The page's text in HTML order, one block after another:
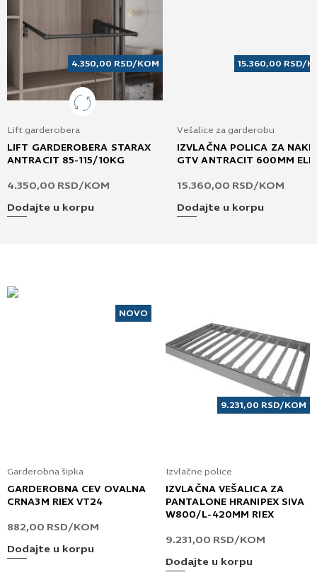
4.350,00 RSD/KOM
Lift garderobera
LIFT GARDEROBERA STARAX
ANTRACIT 85-115/10KG
4.350,00 RSD/KOM
Dodajte u korpu
15.360,00 RSD/
Vešalice za garderobu
IZVLAČNA POLICA ZA
GTV ANTRACIT 600MM
15.360,00 RSD/KOM
Dodajte u korpu
NOVO
Garderobna šipka
GARDEROBNA CEV OVALNA
CRNA3M RIEX VT24
882,00 RSD/KOM
Dodajte u korpu
9.231,00 RSD/KOM
Izvlačne police
IZVLAČNA VEŠALICA ZA
PANTALONE HRANIPEX SIVA
W800/L-420MM RIEX
9.231,00 RSD/KOM
Dodajte u korpu